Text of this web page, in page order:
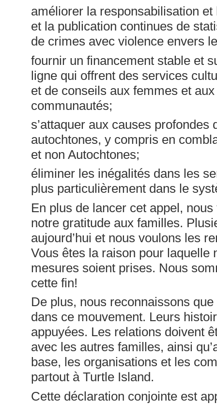
améliorer la responsabilisation
et la publication continues de
de crimes avec violence envers
fournir un financement stable et
ligne qui offrent des services
et de conseils aux femmes et
communautés;
s’attaquer aux causes
autochtones, y compris en
et non Autochtones;
éliminer les inégalités dans les
plus particulièrement dans le
En plus de lancer cet appel,
notre gratitude aux familles.
aujourd’hui et nous voulons les
Vous êtes la raison pour laquelle
mesures soient prises. Nous
cette fin!
De plus, nous reconnaissons
dans ce mouvement. Leurs
appuyées. Les relations doivent
avec les autres familles, ainsi
base, les organisations et les
partout à Turtle Island.
Cette déclaration conjointe est